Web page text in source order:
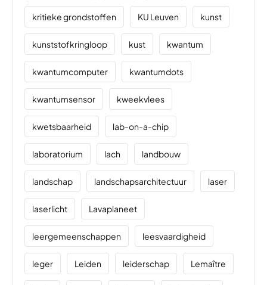
kritieke grondstoffen KU Leuven kunst
kunststofkringloop kust kwantum
kwantumcomputer kwantumdots
kwantumsensor kweekvlees
kwetsbaarheid lab-on-a-chip
laboratorium lach landbouw
landschap landschapsarchitectuur laser
laserlicht Lavaplaneet
leergemeenschappen leesvaardigheid
leger Leiden leiderschap Lemaître